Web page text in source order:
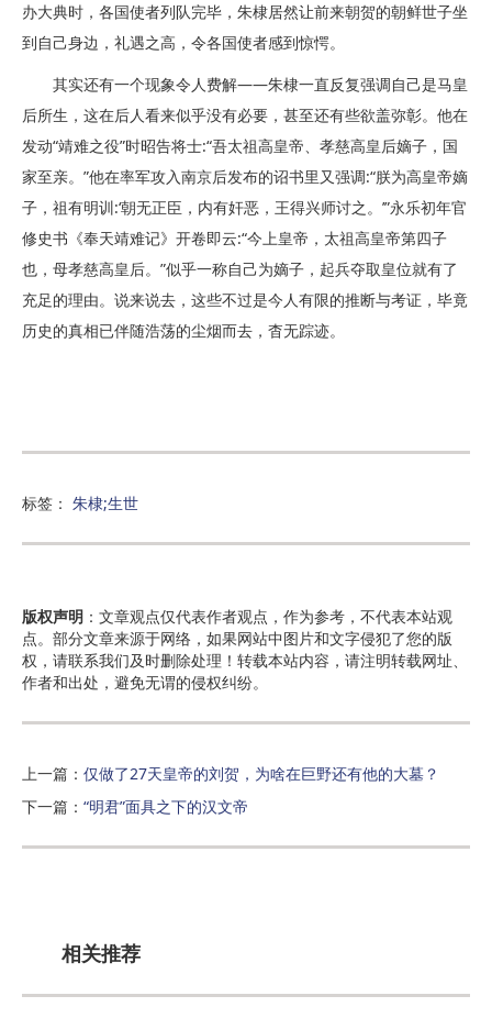
办大典时，各国使者列队完毕，朱棣居然让前来朝贺的朝鲜世子坐
到自己身边，礼遇之高，令各国使者感到惊愕。
其实还有一个现象令人费解——朱棣一直反复强调自己是马皇
后所生，这在后人看来似乎没有必要，甚至还有些欲盖弥彰。他在
发动“靖难之役”时昭告将士:“吾太祖高皇帝、孝慈高皇后嫡子，国
家至亲。”他在率军攻入南京后发布的诏书里又强调:“朕为高皇帝嫡
子，祖有明训:‘朝无正臣，内有奸恶，王得兴师讨之。’”永乐初年官
修史书《奉天靖难记》开卷即云:“今上皇帝，太祖高皇帝第四子
也，母孝慈高皇后。”似乎一称自己为嫡子，起兵夺取皇位就有了
充足的理由。说来说去，这些不过是今人有限的推断与考证，毕竟
历史的真相已伴随浩荡的尘烟而去，杳无踪迹。
标签： 朱棣;生世
版权声明 ：文章观点仅代表作者观点，作为参考，不代表本站观
点。部分文章来源于网络，如果网站中图片和文字侵犯了您的版
权，请联系我们及时删除处理！转载本站内容，请注明转载网址、
作者和出处，避免无谓的侵权纠纷。
上一篇： 仅做了27天皇帝的刘贺，为啥在巨野还有他的大墓？
下一篇： “明君”面具之下的汉文帝
相关推荐